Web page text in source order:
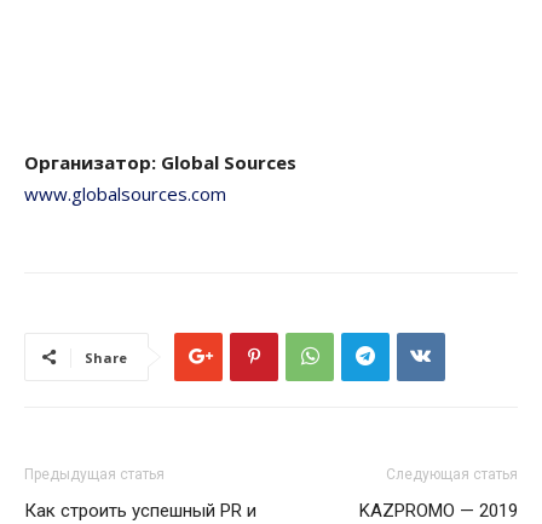
Организатор: Global Sources
www.globalsources.com
Share
Предыдущая статья
Как строить успешный PR и
Следующая статья
KAZPROMO — 2019